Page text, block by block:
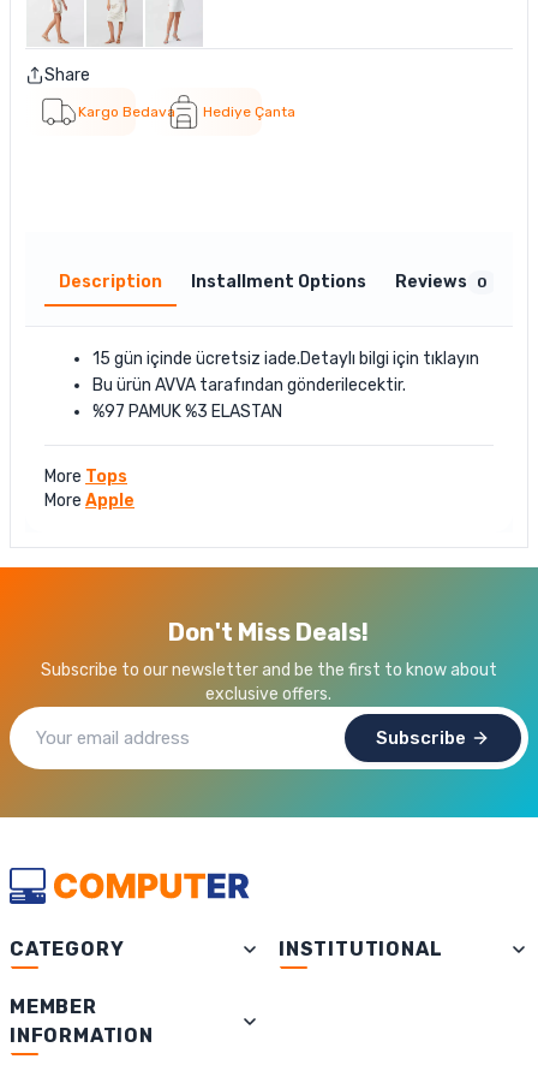
Share
Kargo Bedava Hediye Çanta
Description Installment Options Reviews 0
15 gün içinde ücretsiz iade.Detaylı bilgi için tıklayın
Bu ürün AVVA tarafından gönderilecektir.
%97 PAMUK %3 ELASTAN
More Tops
More Apple
Don't Miss Deals!
Subscribe to our newsletter and be the first to know about
exclusive offers.
Subscribe
CATEGORY INSTITUTIONAL
MEMBER
INFORMATION